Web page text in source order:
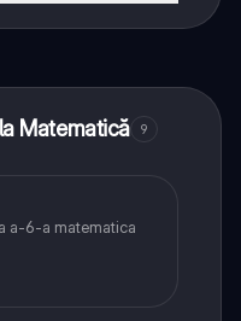
Matematică 9
a-6-a matematica